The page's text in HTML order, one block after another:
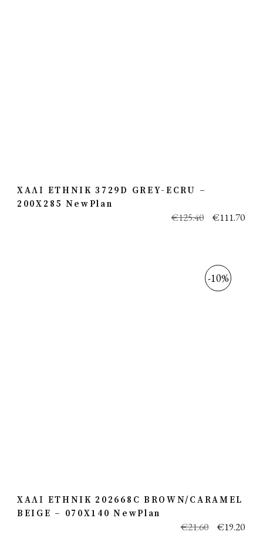
ΧΑΛΙ ETHNIK 3729D GREY-ECRU –
200X285 NewPlan
€125.40 €111.70
-10%
ΧΑΛΙ ETHNIK 202668C BROWN/CARAMEL
BEIGE – 070X140 NewPlan
€21.60 €19.20